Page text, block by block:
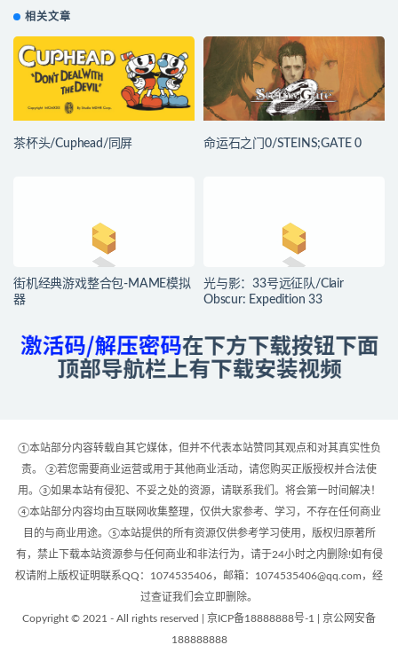
相关文章
茶杯头/Cuphead/同屏 命运石之门0/STEINS;GATE 0
街机经典游戏整合包-MAME模拟
器
光与影：33号远征队/Clair
Obscur: Expedition 33
①本站部分内容转载自其它媒体，但并不代表本站赞同其观点和对其真实性负
责。 ②若您需要商业运营或用于其他商业活动，请您购买正版授权并合法使
用。③如果本站有侵犯、不妥之处的资源，请联系我们。将会第一时间解决！
④本站部分内容均由互联网收集整理，仅供大家参考、学习，不存在任何商业
目的与商业用途。⑤本站提供的所有资源仅供参考学习使用，版权归原著所
有，禁止下载本站资源参与任何商业和非法行为，请于24小时之内删除!如有侵
权请附上版权证明联系QQ：1074535406，邮箱：1074535406@qq.com，经
过查证我们会立即删除。
Copyright © 2021 - All rights reserved | 京ICP备18888888号-1 | 京公网安备
188888888